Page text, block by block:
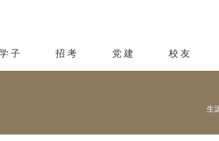
子 招 考 党 建 校 友
生